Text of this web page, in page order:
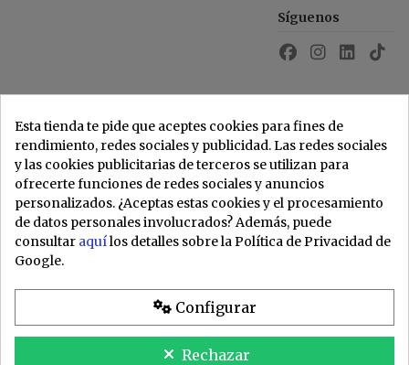
Síguenos
Esta tienda te pide que aceptes cookies para fines de
rendimiento, redes sociales y publicidad. Las redes sociales
y las cookies publicitarias de terceros se utilizan para
ofrecerte funciones de redes sociales y anuncios
personalizados. ¿Aceptas estas cookies y el procesamiento
de datos personales involucrados? Además, puede
consultar aquílos detalles sobre la Política de Privacidad de
Google.
Configurar
Rechazar